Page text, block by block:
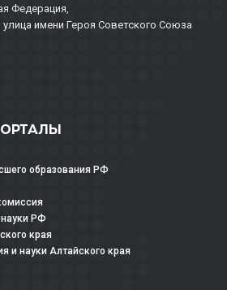
Федерация,
улица имени Героя Советского Союза
образования РФ
РФ
края
и науки Алтайского края